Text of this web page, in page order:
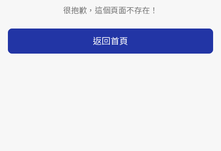
很抱歉，這個頁面不存在！
返回首頁